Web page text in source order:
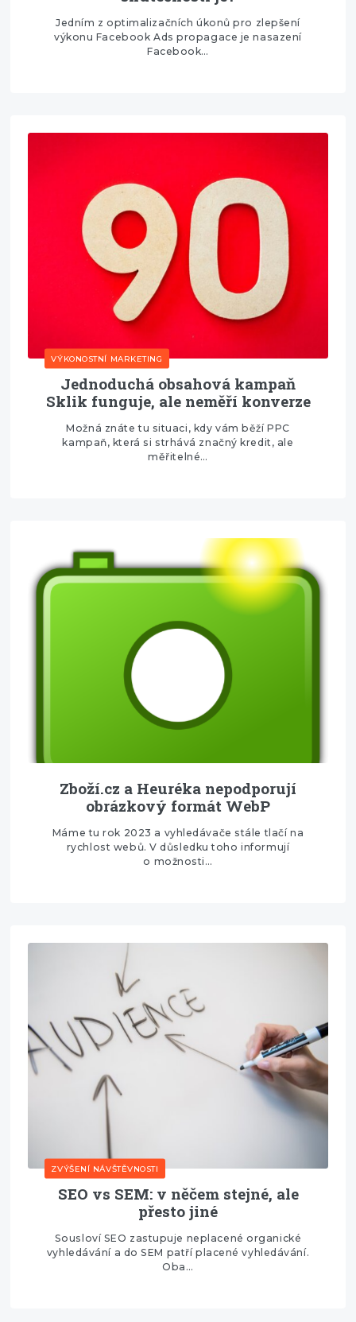
Jedním z optimalizačních úkonů pro zlepšení
výkonu Facebook Ads propagace je nasazení
Facebook…
VÝKONOSTNÍ MARKETING
Jednoduchá obsahová kampaň
Sklik funguje, ale neměří konverze
Možná znáte tu situaci, kdy vám běží PPC
kampaň, která si strhává značný kredit, ale
měřitelné…
Zboží.cz a Heuréka nepodporují
obrázkový formát WebP
Máme tu rok 2023 a vyhledávače stále tlačí na
rychlost webů. V důsledku toho informují
o možnosti…
ZVÝŠENÍ NÁVŠTĚVNOSTI
SEO vs SEM: v něčem stejné, ale
přesto jiné
Sousloví SEO zastupuje neplacené organické
vyhledávání a do SEM patří placené vyhledávání.
Oba…